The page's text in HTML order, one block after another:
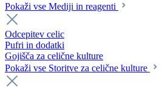
Pokaži vse Mediji in reagenti
Odcepitev celic
Pufri in dodatki
Gojišča za celične kulture
Pokaži vse Storitve za celične kulture